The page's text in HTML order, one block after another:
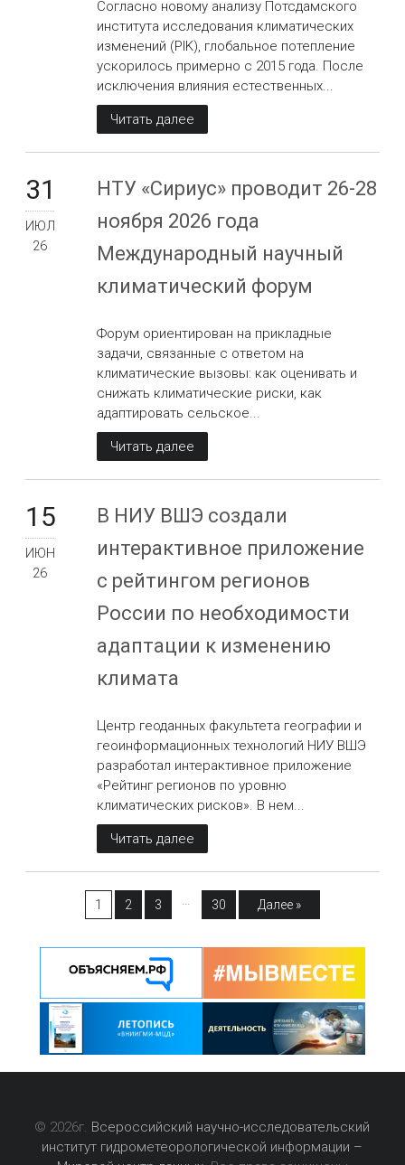
Согласно новому анализу Потсдамского
института исследования климатических
изменений (PIK), глобальное потепление
ускорилось примерно с 2015 года. После
исключения влияния естественных...
Читать далее
31
ИЮЛ
26
НТУ «Сириус» проводит 26-28
ноября 2026 года
Международный научный
климатический форум
Форум ориентирован на прикладные
задачи, связанные с ответом на
климатические вызовы: как оценивать и
снижать климатические риски, как
адаптировать сельское...
Читать далее
15
ИЮН
26
В НИУ ВШЭ создали
интерактивное приложение
с рейтингом регионов
России по необходимости
адаптации к изменению
климата
Центр геоданных факультета географии и
геоинформационных технологий НИУ ВШЭ
разработал интерактивное приложение
«Рейтинг регионов по уровню
климатических рисков». В нем...
Читать далее
1 2 3 … 30 Далее »
© 2026г. Всероссийский научно-исследовательский
институт гидрометеорологической информации –